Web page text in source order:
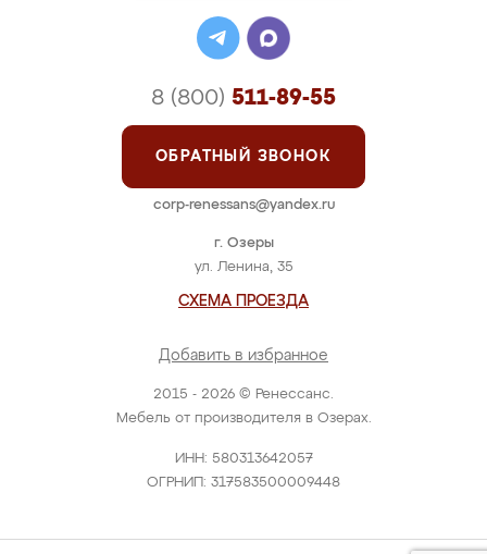
2015 - 2026 © Ренессанс.
Мебель от производителя в Озерах.
ИНН: 580313642057
ОГРНИП: 317583500009448
г. Озеры
ул. Ленина, 35
СХЕМА ПРОЕЗДА
Добавить в избранное
8 (800) 511-89-55
ОБРАТНЫЙ ЗВОНОК
corp-renessans@yandex.ru